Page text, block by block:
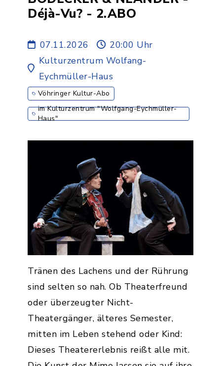
Déjà-Vu? - 2.ABO
07.11.2026
20:00 Uhr
Kulturzentrum Wolfang-
Eychmüller-Haus
Vöhringer Kultur-Abo
im Kulturzentrum "Wolfgang-Eychmüller-
Haus"
Tränen des Lachens und der Rührung
sind selten so nah. Ob Theaterfreund
oder überzeugter Nicht-
Theatergänger, älteres Semester,
mitten im Leben stehend oder Kind:
Dieses Theatererlebnis reißt alle mit.